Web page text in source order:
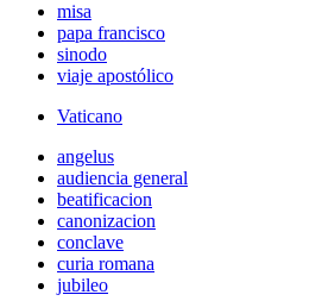
misa
papa francisco
sinodo
viaje apostólico
Vaticano
angelus
audiencia general
beatificacion
canonizacion
conclave
curia romana
jubileo